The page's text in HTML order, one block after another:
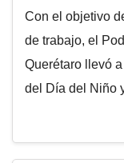
Con el objetivo
de trabajo, el
Querétaro llevó
del Día del Niño